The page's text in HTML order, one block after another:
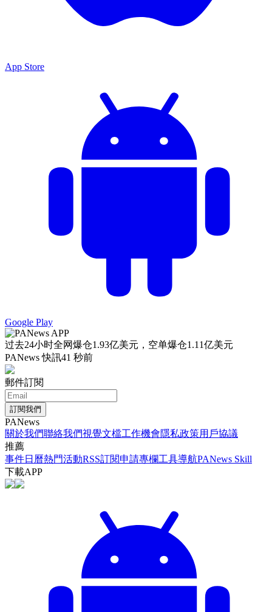
App Store
Google Play
过去24小时全网爆仓1.93亿美元，空单爆仓1.11亿美元
PANews 快訊41 秒前
郵件訂閱
訂閱我們
PANews
關於我們聯絡我們視覺文檔工作機會隱私政策用戶協議
推薦
事件日曆熱門活動RSS訂閱申請專欄工具導航PANews Skill
下載APP